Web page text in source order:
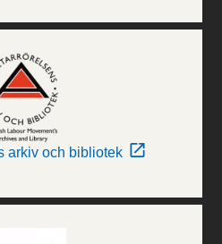
arkiv och bibliotek